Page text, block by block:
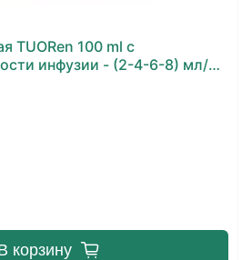
TUORen 100 ml с
инфузии - (2-4-6-8) мл/
корзину